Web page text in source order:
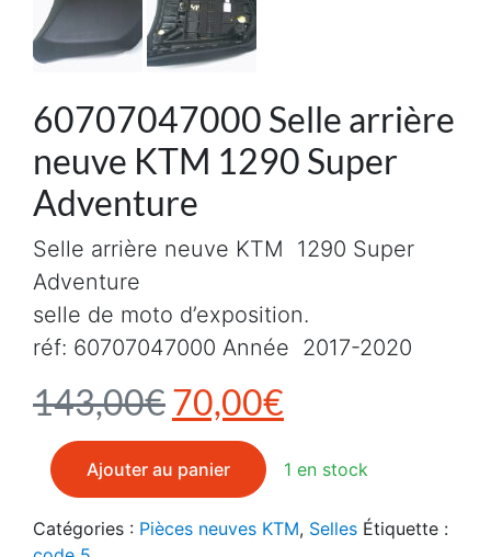
60707047000 Selle arrière
neuve KTM 1290 Super
Adventure
143,00€Le prix initial était :
70,00€
Selle arrière neuve KTM 1290 Super
Adventure
selle de moto d’exposition.
réf: 60707047000 Année 2017-2020
1 en stock
quantité de 60707047000 Selle arrière neuve KTM
Ajouter au panier
Catégories : Pièces neuves KTM, Selles Étiquette :